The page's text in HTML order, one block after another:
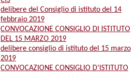
delibere del Consiglio di istituto del 14
febbraio 2019
CONVOCAZIONE CONSIGLIO DI ISTITUTO
DEL 15 MARZO 2019
delibere consiglio di istituto del 15 marzo
2019
CONVOCAZIONE CONSIGLIO D’ISTITUTO